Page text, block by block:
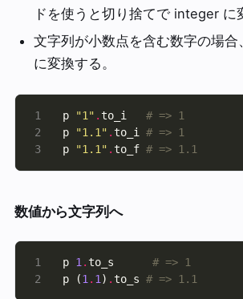
ドを使うと切り捨てで integer に
文字列が小数点を含む数字の場合
に変換する。
1
3
p "1" . to_i # => 1
p
"1.1" . to_i # => 1
p
"1.1" . to_f # => 1.1
数値から文字列へ
p 1 . to_s # => 1
p (1 . 1 ) . to_s # => 1.1